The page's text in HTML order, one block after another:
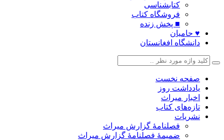
کتابشناسی
فروشگاه کتاب
■ پخش زنده
♥ حامیان
دانشگاه افغانستان
صفحه نخست
یادداشت روز
اخبار میراث
تازه‌های کتاب
نشریات
فصلنامۀ گزارش میراث
ضمیمۀ فصلنامۀ گزارش میراث